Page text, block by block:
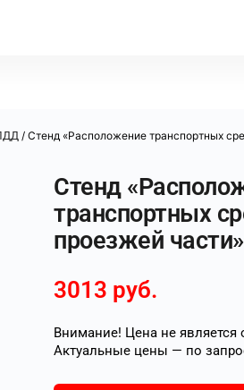
/ Стенд «Расположение транспортных
Стенд
транспортных
проезжей части»
3013 руб.
Внимание! Цена не является
Актуальные цены — по